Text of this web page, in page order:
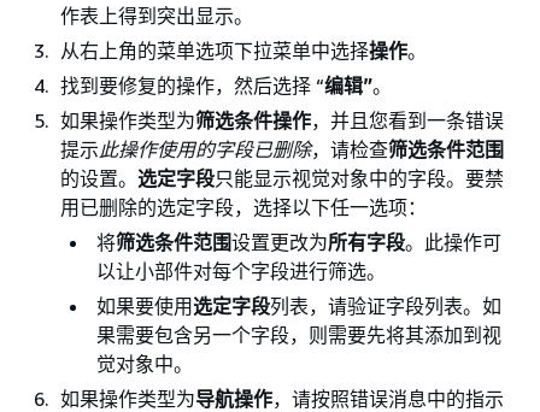
作表上得到突出显示。
从右上角的菜单选项下拉菜单中选择操作。
找到要修复的操作，然后选择 “编辑”。
如果操作类型为筛选条件操作，并且您看到一条错误
提示此操作使用的字段已删除，请检查筛选条件范围
的设置。 选定字段只能显示视觉对象中的字段。要禁
用已删除的选定字段，选择以下任一选项：
将筛选条件范围设置更改为所有字段。此操作可
以让小部件对每个字段进行筛选。
如果要使用选定字段列表，请验证字段列表。如
果需要包含另一个字段，则需要先将其添加到视
觉对象中。
如果操作类型为导航操作，请按照错误消息中的指示